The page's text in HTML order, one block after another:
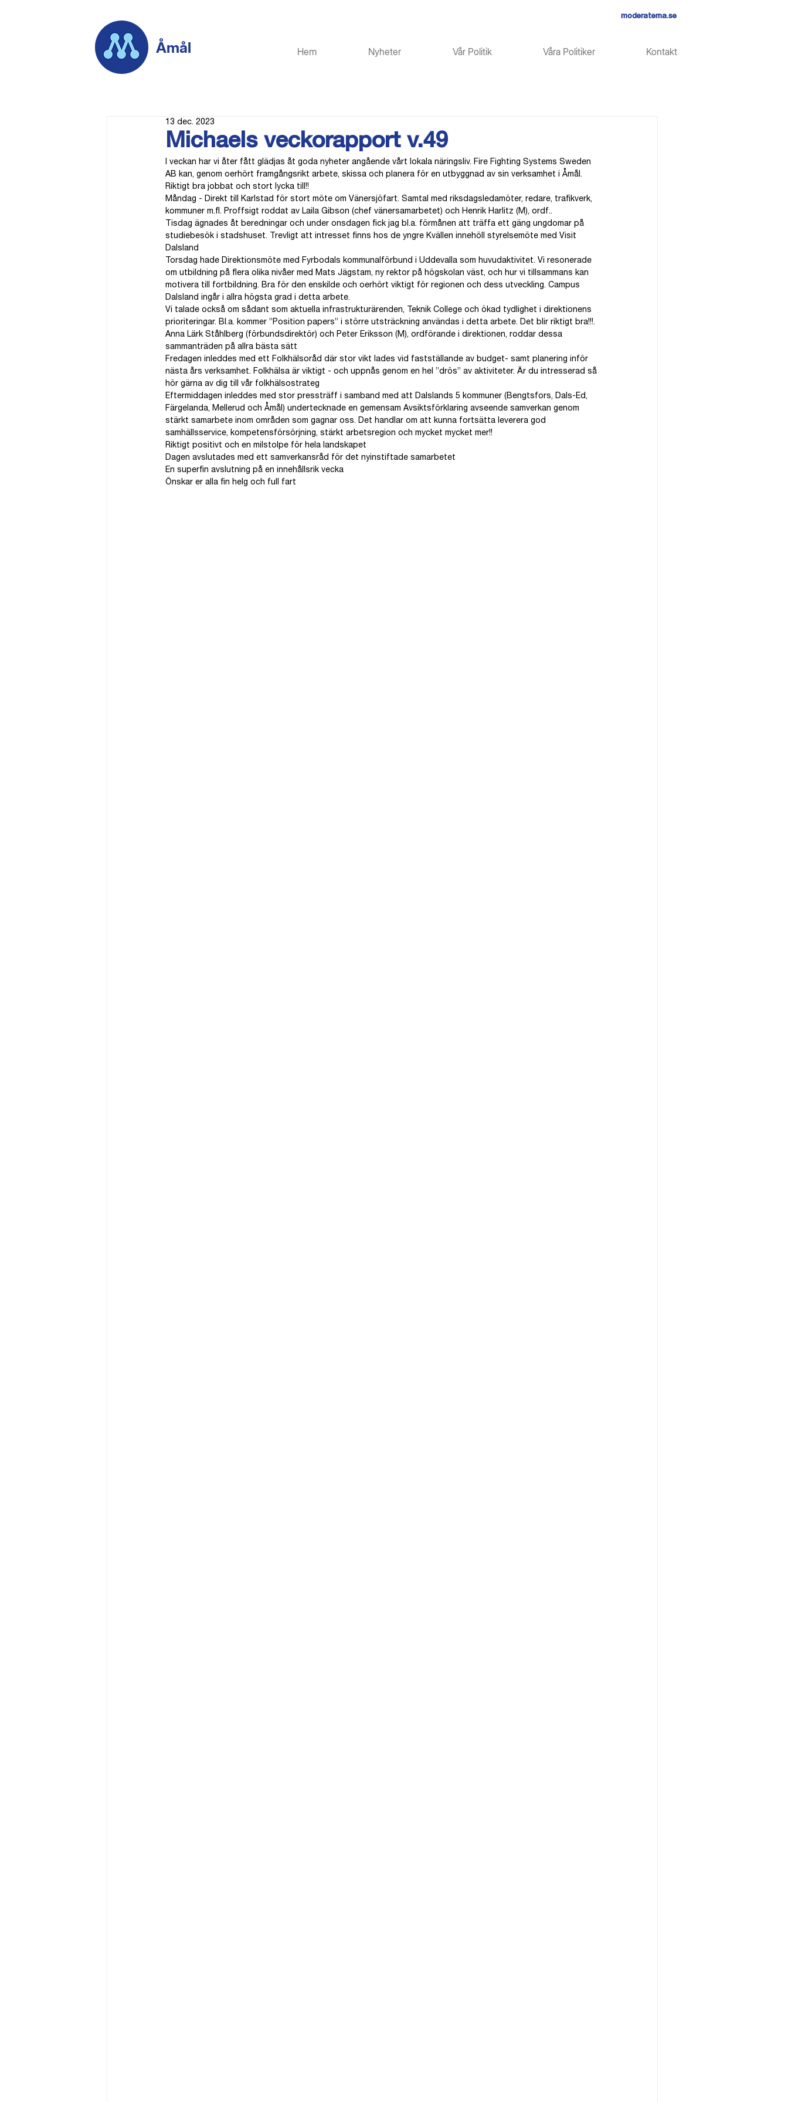
moderaterna.se
Åmål Hem Nyheter Vår Politik Våra Politiker Kontakt
Michaels veckorapport v.49
13 dec. 2023
I veckan har vi åter fått glädjas åt goda nyheter angående vårt lokala näringsliv. Fire Fighting Systems Sweden
AB kan, genom oerhört framgångsrikt arbete, skissa och planera för en utbyggnad av sin verksamhet i Åmål.
Riktigt bra jobbat och stort lycka till!!
Måndag - Direkt till Karlstad för stort möte om Vänersjöfart. Samtal med riksdagsledamöter, redare, trafikverk,
kommuner m.fl. Proffsigt roddat av Laila Gibson (chef vänersamarbetet) och Henrik Harlitz (M), ordf..
Tisdag ägnades åt beredningar och under onsdagen fick jag bl.a. förmånen att träffa ett gäng ungdomar på
studiebesök i stadshuset. Trevligt att intresset finns hos de yngre Kvällen innehöll styrelsemöte med Visit
Dalsland
Torsdag hade Direktionsmöte med Fyrbodals kommunalförbund i Uddevalla som huvudaktivitet. Vi resonerade
om utbildning på flera olika nivåer med Mats Jägstam, ny rektor på högskolan väst, och hur vi tillsammans kan
motivera till fortbildning. Bra för den enskilde och oerhört viktigt för regionen och dess utveckling. Campus
Dalsland ingår i allra högsta grad i detta arbete.
Vi talade också om sådant som aktuella infrastrukturärenden, Teknik College och ökad tydlighet i direktionens
prioriteringar. Bl.a. kommer ”Position papers” i större utsträckning användas i detta arbete. Det blir riktigt bra!!!.
Anna Lärk Ståhlberg (förbundsdirektör) och Peter Eriksson (M), ordförande i direktionen, roddar dessa
sammanträden på allra bästa sätt
Fredagen inleddes med ett Folkhälsoråd där stor vikt lades vid fastställande av budget- samt planering inför
nästa års verksamhet. Folkhälsa är viktigt - och uppnås genom en hel ”drös” av aktiviteter. Är du intresserad så
hör gärna av dig till vår folkhälsostrateg
Eftermiddagen inleddes med stor pressträff i samband med att Dalslands 5 kommuner (Bengtsfors, Dals-Ed,
Färgelanda, Mellerud och Åmål) undertecknade en gemensam Avsiktsförklaring avseende samverkan genom
stärkt samarbete inom områden som gagnar oss. Det handlar om att kunna fortsätta leverera god
samhällsservice, kompetensförsörjning, stärkt arbetsregion och mycket mycket mer!!
Riktigt positivt och en milstolpe för hela landskapet
Dagen avslutades med ett samverkansråd för det nyinstiftade samarbetet
En superfin avslutning på en innehållsrik vecka
Önskar er alla fin helg och full fart